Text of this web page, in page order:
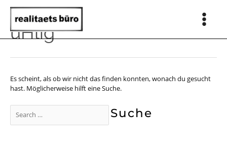
springen
Main
uHlig
Es scheint, als ob wir nicht das finden konnten, wonach du gesucht
hast. Möglicherweise hilft eine Suche.
nach: